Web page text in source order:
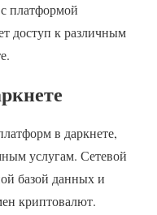
платформой
доступ к различным
в даркнете,
услугам. Сетевой
базой данных и
криптовалют.